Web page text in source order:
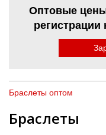
Оптовые
Браслеты оптом
Браслеты